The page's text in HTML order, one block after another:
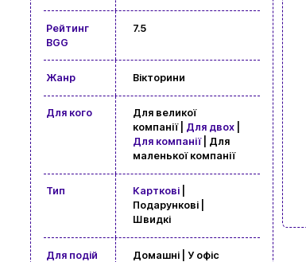
Рейтинг
BGG
7.5
Жанр Вікторини
Для кого
Для великої
компанії | Для двох|
Для компанії| Для
маленької компанії
Тип Карткові|
Подарункові |
Швидкі
Для подій
Домашні | У офіс